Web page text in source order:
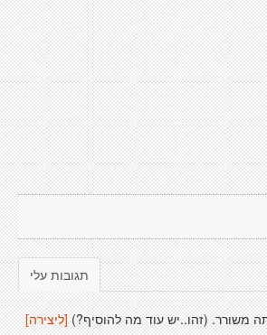
תגובות עלי
משורר. (זהו..יש עוד מה להוסיף?)[ליצירה]